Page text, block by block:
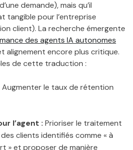
demande), mais qu’il
tangible pour l’entreprise
client). La recherche émergente
des agents IA autonomes
alignement encore plus critique.
de cette traduction :
Augmenter le taux de rétention
l’agent : Prioriser le traitement
clients identifiés comme « à
» et proposer de manière